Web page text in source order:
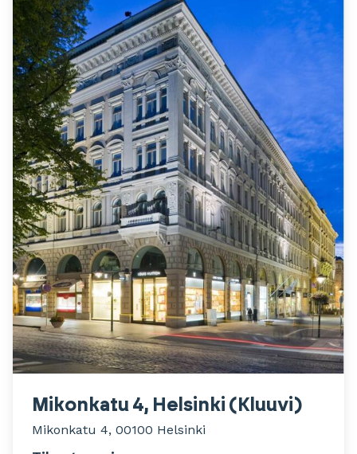
Mikonkatu 4, Helsinki (Kluuvi)
Mikonkatu 4, 00100 Helsinki